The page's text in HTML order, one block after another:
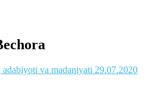
va madaniyati 29.07.2020